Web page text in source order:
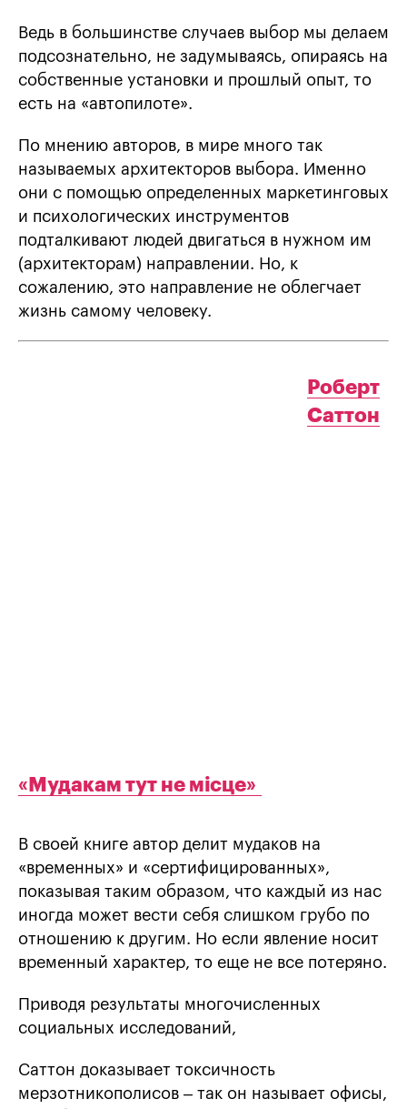
Ведь в большинстве случаев выбор мы делаем
подсознательно, не задумываясь, опираясь на
собственные установки и прошлый опыт, то
есть на «автопилоте».
По мнению авторов, в мире много так
называемых архитекторов выбора. Именно
они с помощью определенных маркетинговых
и психологических инструментов
подталкивают людей двигаться в нужном им
(архитекторам) направлении. Но, к
сожалению, это направление не облегчает
жизнь самому человеку.
Роберт
Саттон
«Мудакам тут не місце»
В своей книге автор делит мудаков на
«временных» и «сертифицированных»,
показывая таким образом, что каждый из нас
иногда может вести себя слишком грубо по
отношению к другим. Но если явление носит
временный характер, то еще не все потеряно.
Приводя результаты многочисленных
социальных исследований,
Саттон доказывает токсичность
мерзотникополисов – так он называет офисы,